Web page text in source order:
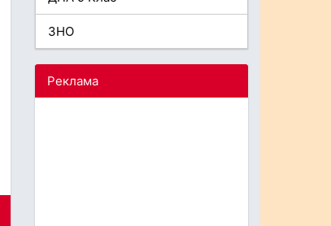
ЗНО
Реклама